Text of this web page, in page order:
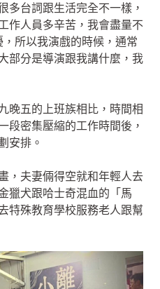
多台詞跟生活完全不一樣，
作人員多辛苦，我會盡量不
所以我演戲的時候，通常
部分是導演跟我講什麼，我
晚五的上班族相比，時間相
段密集壓縮的工作時間後，
安排。
，夫妻倆得空就和年輕人去
獵犬跟哈士奇混血的「馬
特殊教育學校服務老人跟幫